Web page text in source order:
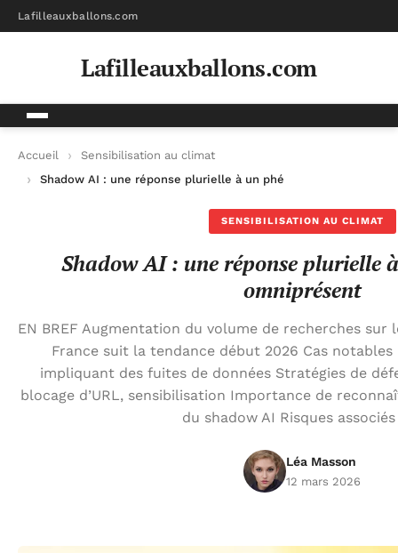
Lafilleauxballons.com
Lafilleauxballons.com
Accueil
Sensibilisation au climat
Shadow AI : une réponse plurielle à un phénomène
SENSIBILISATION AU CLIMAT
Shadow AI : une réponse plurielle
omniprésent
EN BREF Augmentation du volume de recherches sur
France suit la tendance début 2026 Cas notables
impliquant des fuites de données Stratégies de
blocage d’URL, sensibilisation Importance de
du shadow AI Risques
Léa Masson
12 mars 2026